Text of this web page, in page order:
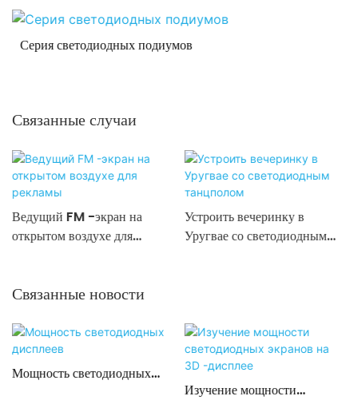
Серия светодиодных подиумов
Связанные случаи
Ведущий FM -экран на
открытом воздухе для
Устроить вечеринку в
Уругвае со светодиодным
Связанные новости
Мощность светодиодных
Изучение мощности